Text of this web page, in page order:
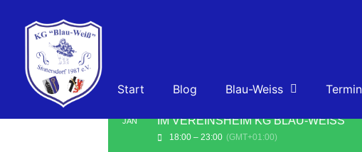
Start Blog Blau-Weiss
MON
JAN
TOLLITÄTEN-
IM VEREINSHEIM KG BLAU-WEISS
18:00 – 23:00 (GMT+01:00)